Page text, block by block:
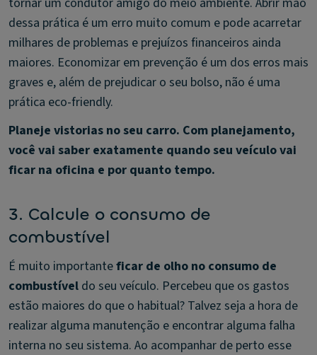
dessa prática é um erro muito comum e pode acarretar
milhares de problemas e prejuízos financeiros ainda
maiores. Economizar em prevenção é um dos erros mais
graves e, além de prejudicar o seu bolso, não é uma
prática eco-friendly.
Planeje vistorias no seu carro. Com planejamento,
você vai saber exatamente quando seu veículo vai
ficar na oficina e por quanto tempo.
3. Calcule o consumo de
combustível
É muito importanteficar de olho no consumo de
combustível do seu veículo. Percebeu que os gastos
estão maiores do que o habitual? Talvez seja a hora de
realizar alguma manutenção e encontrar alguma falha
interna no seu sistema. Ao acompanhar de perto esse